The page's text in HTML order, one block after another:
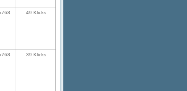
49 Klicks
39 Klicks